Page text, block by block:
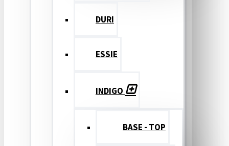
DURI
ESSIE
INDIGO
BASE - TOP